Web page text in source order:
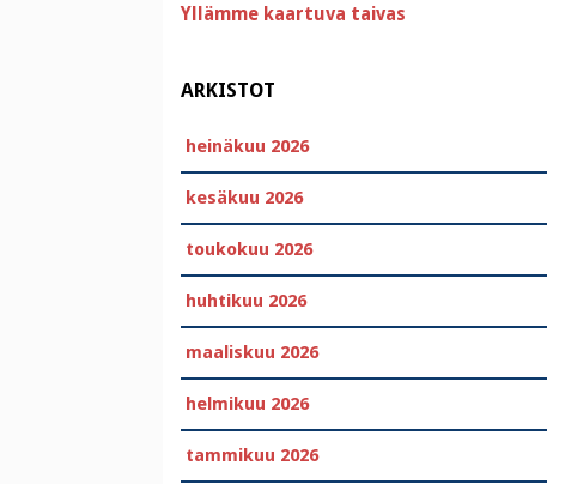
Yllämme kaartuva taivas
ARKISTOT
heinäkuu 2026
kesäkuu 2026
toukokuu 2026
huhtikuu 2026
maaliskuu 2026
helmikuu 2026
tammikuu 2026